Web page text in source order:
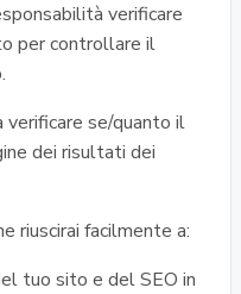
verificare
per controllare il
se/quanto il
dei risultati dei
riuscirai facilmente a:
tuo sito e del SEO in